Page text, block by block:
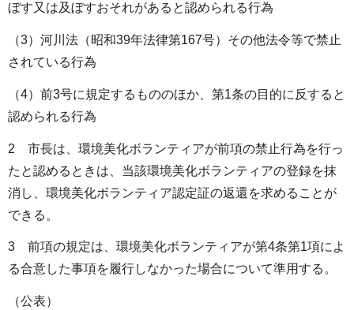
ぼす又は及ぼすおそれがあると認められる行為
（3）河川法（昭和39年法律第167号）その他法令等で禁止
されている行為
（4）前3号に規定するもののほか、第1条の目的に反すると
認められる行為
2 市長は、環境美化ボランティアが前項の禁止行為を行っ
たと認めるときは、当該環境美化ボランティアの登録を抹
消し、環境美化ボランティア認定証の返還を求めることが
できる。
3 前項の規定は、環境美化ボランティアが第4条第1項によ
る合意した事項を履行しなかった場合について準用する。
（公表）